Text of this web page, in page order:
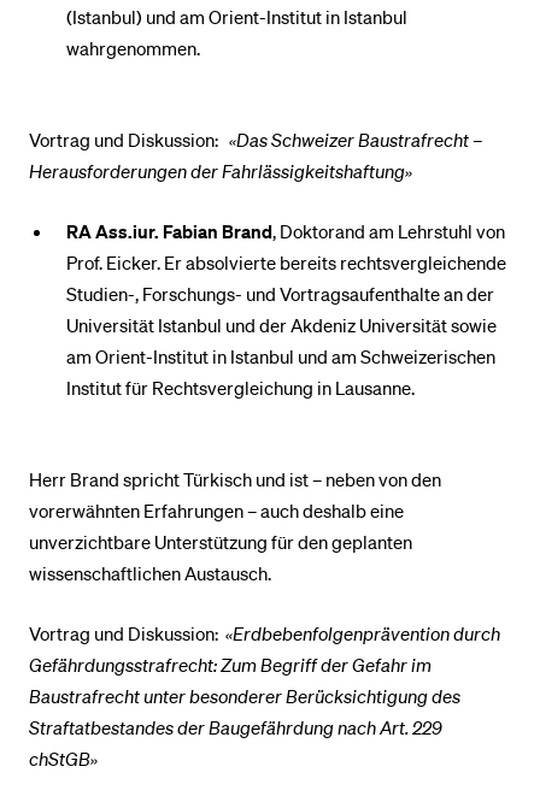
(Istanbul) und am Orient-Institut in Istanbul
wahrgenommen.
Vortrag und Diskussion: «Das Schweizer Baustrafrecht –
Herausforderungen der Fahrlässigkeitshaftung»
RA Ass.iur. Fabian Brand, Doktorand am Lehrstuhl von
Prof. Eicker. Er absolvierte bereits rechtsvergleichende
Studien-, Forschungs- und Vortragsaufenthalte an der
Universität Istanbul und der Akdeniz Universität sowie
am Orient-Institut in Istanbul und am Schweizerischen
Institut für Rechtsvergleichung in Lausanne.
Herr Brand spricht Türkisch und ist – neben von den
vorerwähnten Erfahrungen – auch deshalb eine
unverzichtbare Unterstützung für den geplanten
wissenschaftlichen Aus­tausch.
Vortrag und Diskussion: «Erdbebenfolgenprävention durch
Gefährdungsstrafrecht: Zum Begriff der Gefahr im
Baustrafrecht unter besonderer Berücksichtigung des
Straftatbestandes der Baugefährdung nach Art. 229
chStGB»